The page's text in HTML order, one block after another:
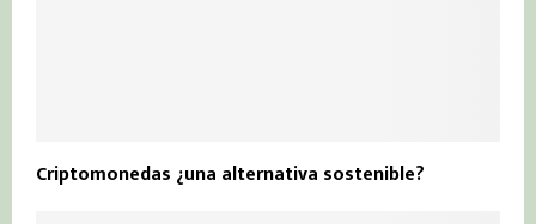
Criptomonedas ¿una alternativa sostenible?